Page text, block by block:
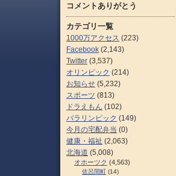
コメントありがとう
カテゴリ一覧
1000万アクセス (223)
Facebook (2,143)
Twitter (3,537)
オリンピック (214)
お知らせ (5,232)
スポーツ (813)
ドラえもん (102)
パラリンピック (149)
今月の宅配弁当 (0)
健康・福祉 (2,063)
北海道 (5,008)
オホーツク (4,563)
佐呂間町 (14)